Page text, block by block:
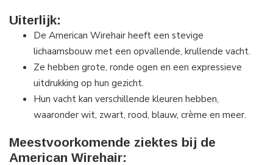
Uiterlijk:
De American Wirehair heeft een stevige
lichaamsbouw met een opvallende, krullende vacht.
Ze hebben grote, ronde ogen en een expressieve
uitdrukking op hun gezicht.
Hun vacht kan verschillende kleuren hebben,
waaronder wit, zwart, rood, blauw, crème en meer.
Meestvoorkomende ziektes bij de
American Wirehair: